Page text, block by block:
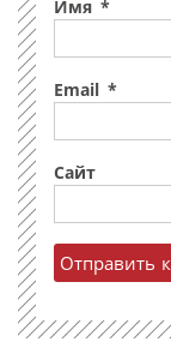
Имя *
Email *
Сайт